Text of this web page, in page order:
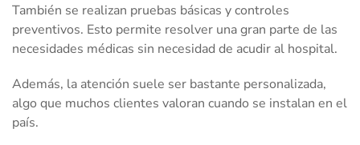
También se realizan pruebas básicas y controles
preventivos. Esto permite resolver una gran parte de las
necesidades médicas sin necesidad de acudir al hospital.
Además, la atención suele ser bastante personalizada,
algo que muchos clientes valoran cuando se instalan en el
país.